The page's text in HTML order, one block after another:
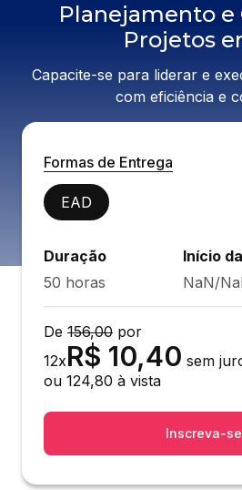
Planejamento e
Projetos
Capacite-se para liderar e
com eficiência e
Formas de Entrega
EAD
Duração
50 horas
Início
NaN/
De 156,00 por
12xR$ 10,40 sem
ou 124,80 à vista
Inscreva-se